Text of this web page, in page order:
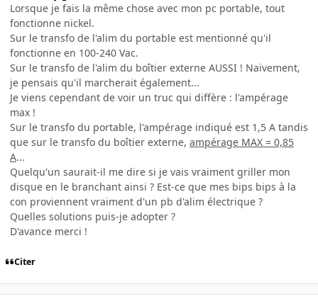
Lorsque je fais la même chose avec mon pc portable, tout
fonctionne nickel.
Sur le transfo de l'alim du portable est mentionné qu'il
fonctionne en 100-240 Vac.
Sur le transfo de l'alim du boîtier externe AUSSI ! Naïvement,
je pensais qu'il marcherait également...
Je viens cependant de voir un truc qui diffère : l'ampérage
max !
Sur le transfo du portable, l'ampérage indiqué est 1,5 A tandis
que sur le transfo du boîtier externe, ampérage MAX = 0,85
A...
Quelqu'un saurait-il me dire si je vais vraiment griller mon
disque en le branchant ainsi ? Est-ce que mes bips bips à la
con proviennent vraiment d'un pb d'alim électrique ?
Quelles solutions puis-je adopter ?
D'avance merci !
Citer